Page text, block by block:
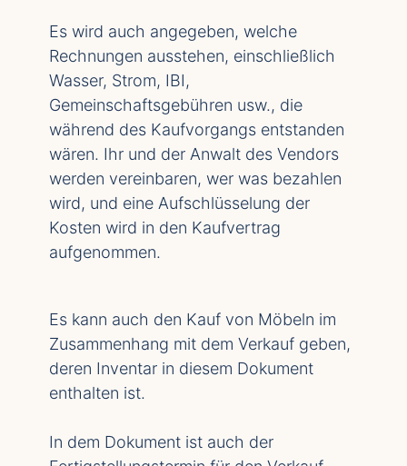
Es wird auch angegeben, welche
Rechnungen ausstehen, einschließlich
Wasser, Strom, IBI,
Gemeinschaftsgebühren usw., die
während des Kaufvorgangs entstanden
wären. Ihr und der Anwalt des Vendors
werden vereinbaren, wer was bezahlen
wird, und eine Aufschlüsselung der
Kosten wird in den Kaufvertrag
aufgenommen.
Es kann auch den Kauf von Möbeln im
Zusammenhang mit dem Verkauf geben,
deren Inventar in diesem Dokument
enthalten ist.
In dem Dokument ist auch der